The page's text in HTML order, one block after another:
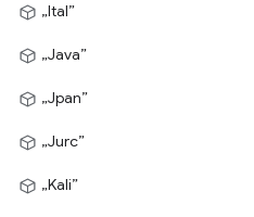
„Ital”
„Java”
„Jpan”
„Jurc”
„Kali”